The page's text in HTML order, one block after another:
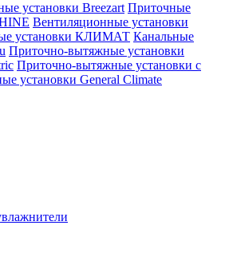
установки Breezart Приточные
Вентиляционные установки
установки КЛИМАТ Канальные
Приточно-вытяжные установки
Приточно-вытяжные установки с
установки General Climate